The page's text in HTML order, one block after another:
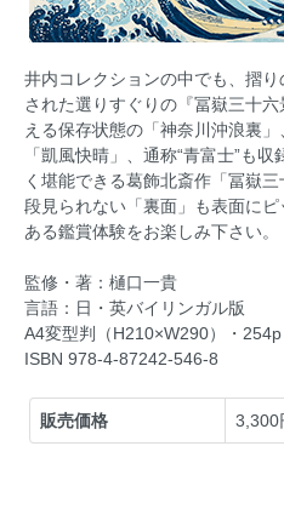
井内コレクションの中でも、摺
された選りすぐりの『冨嶽三十
える保存状態の「神奈川沖浪裏
「凱風快晴」、通称“青富士”も
く堪能できる葛飾北斎作「冨嶽
段見られない「裏面」も表面に
ある鑑賞体験をお楽しみ下さい。
監修・著：樋口一貴
言語：日・英バイリンガル版
A4変型判（H210×W290）・
ISBN 978-4-87242-546-8
販売価格 3,300